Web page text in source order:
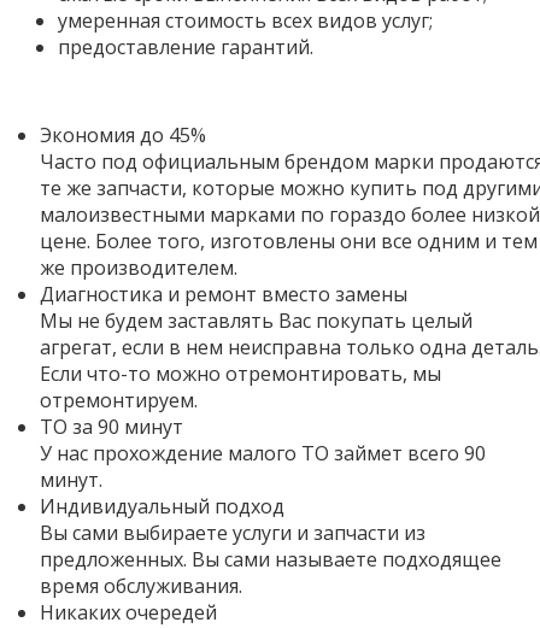
умеренная стоимость всех видов услуг;
предоставление гарантий.
Экономия до 45%
Часто под официальным брендом марки
те же запчасти, которые можно купить под
малоизвестными марками по гораздо более низкой
цене. Более того, изготовлены они все одним и тем
же производителем.
Диагностика и ремонт вместо замены
Мы не будем заставлять Вас покупать целый
агрегат, если в нем неисправна только одна
Если что-то можно отремонтировать, мы
отремонтируем.
ТО за 90 минут
У нас прохождение малого ТО займет всего 90
минут.
Индивидуальный подход
Вы сами выбираете услуги и запчасти из
предложенных. Вы сами называете подходящее
время обслуживания.
Никаких очередей